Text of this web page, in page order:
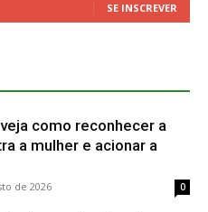
SE INSCREVER
como reconhecer a
a mulher e acionar a
de 2026 0